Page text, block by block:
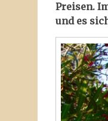
Preisen.
und es